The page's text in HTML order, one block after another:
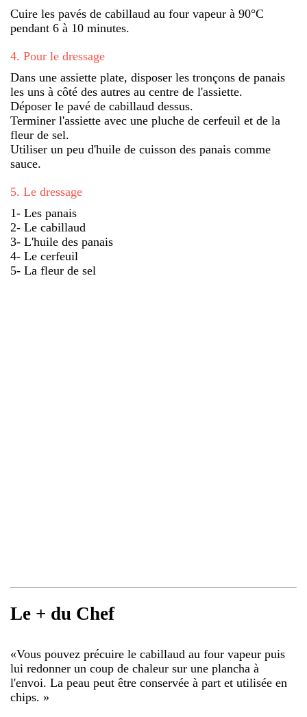
Cuire les pavés de cabillaud au four vapeur à 90°C
pendant 6 à 10 minutes.
4. Pour le dressage
Dans une assiette plate, disposer les tronçons de panais
les uns à côté des autres au centre de l'assiette.
Déposer le pavé de cabillaud dessus.
Terminer l'assiette avec une pluche de cerfeuil et de la
fleur de sel.
Utiliser un peu d'huile de cuisson des panais comme
sauce.
5. Le dressage
1- Les panais
2- Le cabillaud
3- L'huile des panais
4- Le cerfeuil
5- La fleur de sel
Le + du Chef
«Vous pouvez précuire le cabillaud au four vapeur puis
lui redonner un coup de chaleur sur une plancha à
l'envoi. La peau peut être conservée à part et utilisée en
chips. »